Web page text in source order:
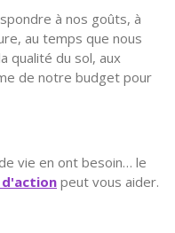
à nos goûts, à
au temps que nous
qualité du sol, aux
de notre budget pour
vie en ont besoin… le
d'action peut vous aider.